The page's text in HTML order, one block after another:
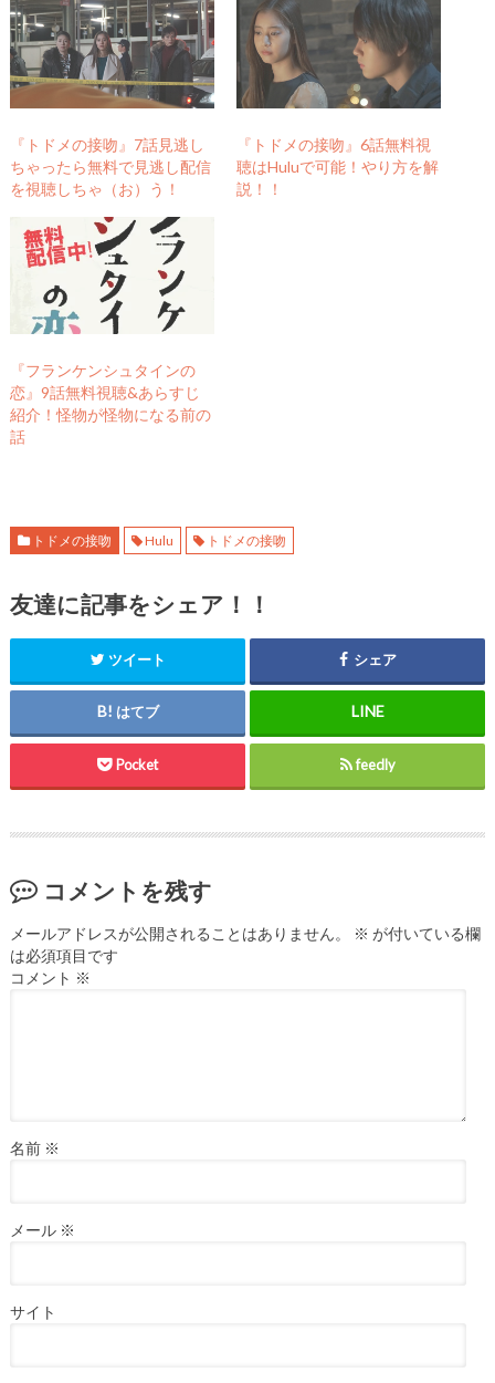
r
で
共
有
(
新
い
ィ
ン
ド
ウ
で
き
ま
す
)
る
に
は
ク
リ
ッ
ク
し
く
だ
さ
い
新
し
い
ウ
ィ
ン
ド
ウ
で
ま
す
)
『トドメの接吻』7話見逃し
ちゃったら無料で見逃し配信
を視聴しちゃ（お）う！
『トドメの接吻』6話無料視
聴はHuluで可能！やり方を解
説！！
『フランケンシュタインの
恋』9話無料視聴&あらすじ
紹介！怪物が怪物になる前の
話
トドメの接吻 Hulu トドメの接吻
友達に記事をシェア！！
ツイート シェア
はてブ
Pocket feedly
コメントを残す
メールアドレスが公開されることはありません。 ※ が付いている欄
は必須項目です
コメント ※
名前 ※
メール ※
サイト